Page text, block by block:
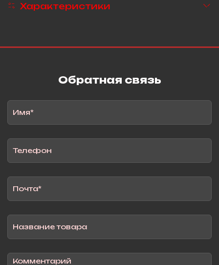
Характеристики
Обратная связь